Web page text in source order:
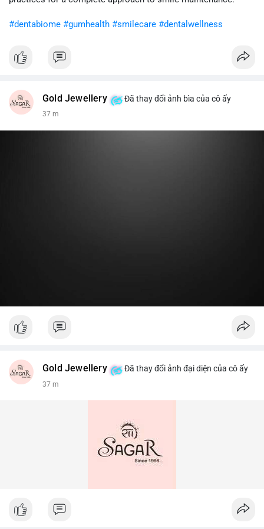
#dentabiome #gumhealth #smilecare #dentalwellness
Gold Jewellery Đã thay đổi ảnh bìa của cô ấy
37 m
Gold Jewellery Đã thay đổi ảnh đại diện của cô ấy
37 m